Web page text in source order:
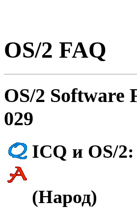
OS/2 FAQ
OS/2 Software
029
ICQ и OS/2:
(Hарод)